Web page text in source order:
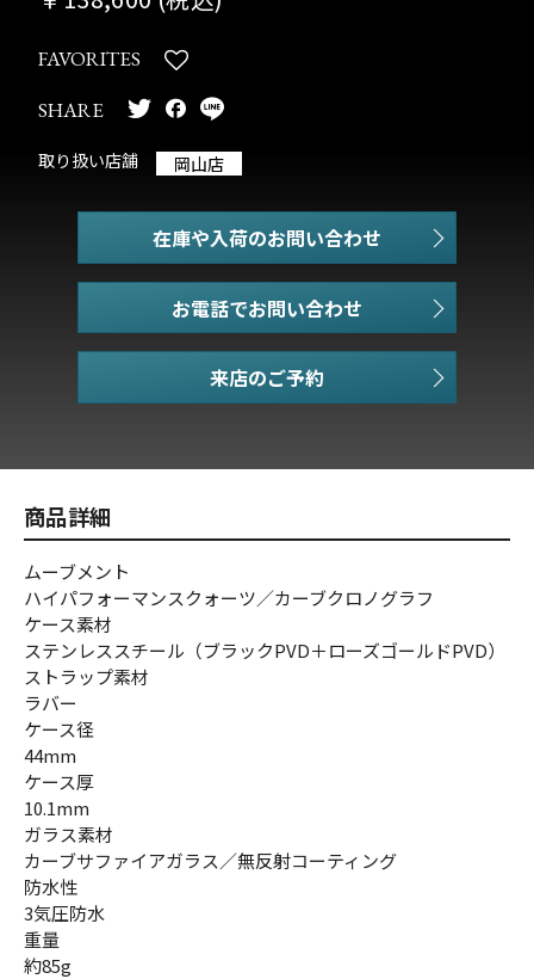
FAVORITES
SHARE
取り扱い店舗 岡山店
在庫や入荷のお問い合わせ
お電話でお問い合わせ
商品詳細
ムーブメント
ハイパフォーマンスクォーツ／カーブクロノグラフ
ケース素材
ステンレススチール（ブラックPVD＋ローズゴールドPVD）
ストラップ素材
ラバー
ケース径
44mm
ケース厚
10.1mm
ガラス素材
カーブサファイアガラス／無反射コーティング
防水性
3気圧防水
重量
約85g